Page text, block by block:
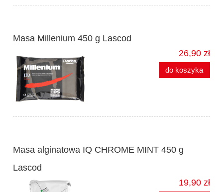
Masa Millenium 450 g Lascod
26,90 zł
do koszyka
Masa alginatowa IQ CHROME MINT 450 g
Lascod
19,90 zł